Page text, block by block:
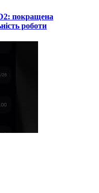
покращена
роботи